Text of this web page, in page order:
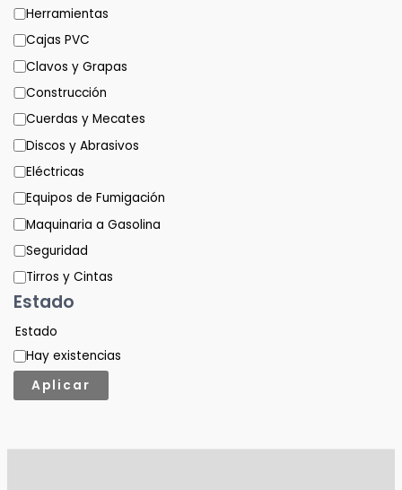
Herramientas
Cajas PVC
Clavos y Grapas
Construcción
Cuerdas y Mecates
Discos y Abrasivos
Eléctricas
Equipos de Fumigación
Maquinaria a Gasolina
Seguridad
Tirros y Cintas
Estado
Estado
Hay existencias
Aplicar